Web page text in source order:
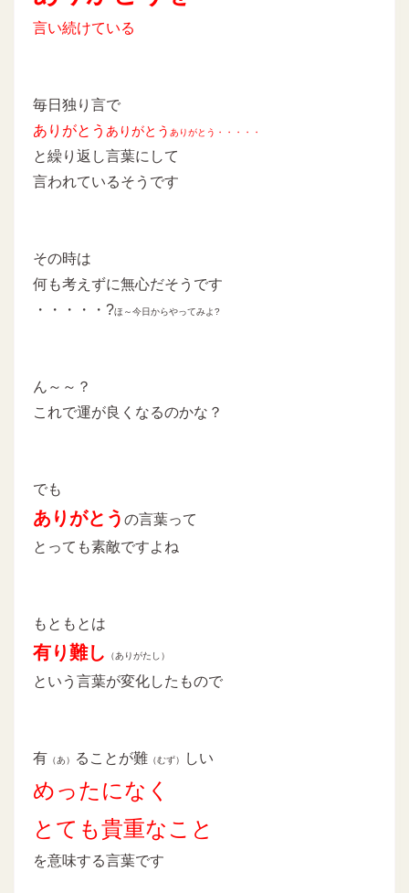
言い続けている
毎日独り言で
ありがとう ありがとう ありがとう・・・・・
と繰り返し言葉にして
言われているそうです
その時は
何も考えずに無心だそうです
・・・・・?ほ～今日からやってみよ?
ん～～？
これで運が良くなるのかな？
でも
ありがとう の言葉って
とっても素敵ですよね
もともとは
有り難し （ありがたし）
という言葉が変化したもので
有 （あ） ることが難 （むず） しい
めったになく
とても貴重なこと
を意味する言葉です